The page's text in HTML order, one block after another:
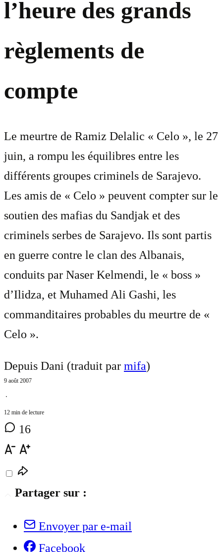
l’heure des grands
règlements de
compte
Le meurtre de Ramiz Delalic « Celo », le 27
juin, a rompu les équilibres entre les
différents groupes criminels de Sarajevo.
Les amis de « Celo » peuvent compter sur le
soutien des mafias du Sandjak et des
criminels serbes de Sarajevo. Ils sont partis
en guerre contre le clan des Albanais,
conduits par Naser Kelmendi, le « boss »
d’Ilidza, et Muhamed Ali Gashi, les
commanditaires probables du meurtre de «
Celo ».
Depuis Dani (traduit par mifa)
9 août 2007
⋅
12 min de lecture
16
Partager sur :
Envoyer par e-mail
Facebook